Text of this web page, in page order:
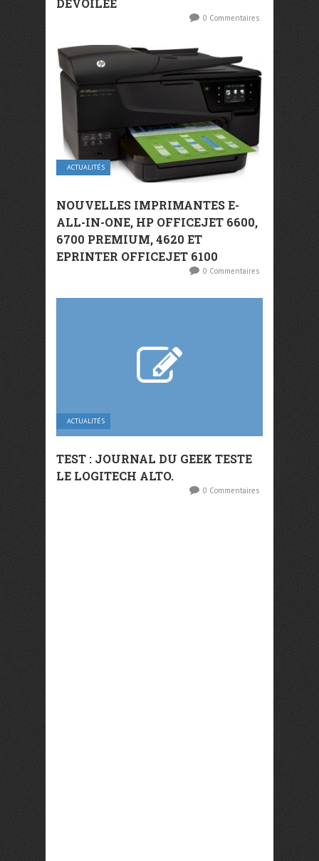
DÉVOILÉE
0 Commentaires
ACTUALITÉS
NOUVELLES IMPRIMANTES E-
ALL-IN-ONE, HP OFFICEJET 6600,
6700 PREMIUM, 4620 ET
EPRINTER OFFICEJET 6100
0 Commentaires
ACTUALITÉS
TEST : JOURNAL DU GEEK TESTE
LE LOGITECH ALTO.
0 Commentaires